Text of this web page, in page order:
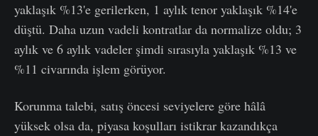
yaklaşık %13'e gerilerken, 1 aylık tenor yaklaşık %14'e
düştü. Daha uzun vadeli kontratlar da normalize oldu; 3
aylık ve 6 aylık vadeler şimdi sırasıyla yaklaşık %13 ve
%11 civarında işlem görüyor.
Korunma talebi, satış öncesi seviyelere göre hâlâ
yüksek olsa da, piyasa koşulları istikrar kazandıkça